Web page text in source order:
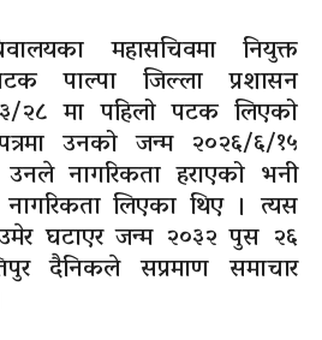
महासचिवमा नियुक्त
पाल्पा जिल्ला प्रशासन
२८ मा पहिलो पटक लिएको
उनको जन्म २०२६/६/१५
नागरिकता हराएको भनी
नागरिकता लिएका थिए । त्यस
घटाएर जन्म २०३२ पुस २६
दैनिकले सप्रमाण समाचार